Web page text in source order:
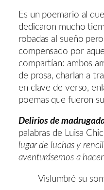
Es un poemario al
dedicaron mucho
robadas al sueño
compensado por
compartían: ambos
de prosa, charlan a
en clave de verso,
poemas que fueron
Delirios de
palabras de Luisa
lugar de luchas y
aventurásemos a
Vislumbré su